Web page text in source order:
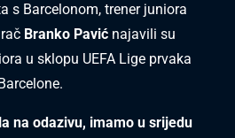
s Barcelonom, trener juniora
Branko Pavić najavili su
u sklopu UEFA Lige prvaka
na odazivu, imamo u srijedu